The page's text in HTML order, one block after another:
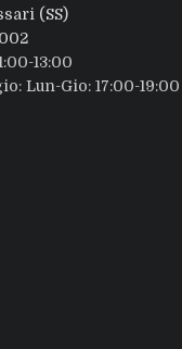
(SS)
13:00
Lun-Gio: 17:00-19:00